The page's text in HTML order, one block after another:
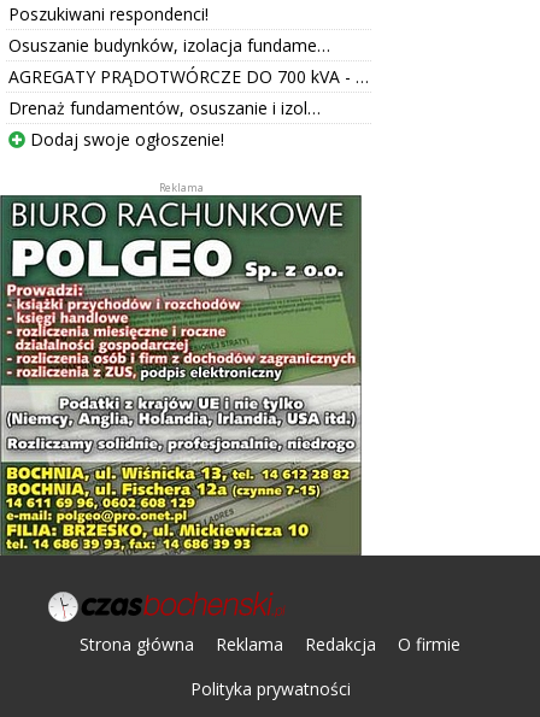
Poszukiwani respondenci!
Osuszanie budynków, izolacja fundame…
AGREGATY PRĄDOTWÓRCZE DO 700 kVA - …
Drenaż fundamentów, osuszanie i izol…
Dodaj swoje ogłoszenie!
Strona główna Reklama Redakcja
O firmie
Polityka prywatności